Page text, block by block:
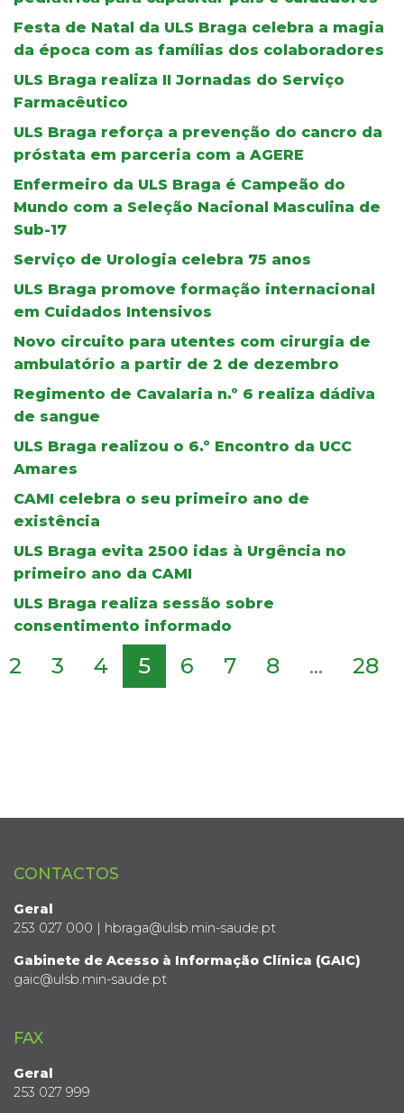
Festa de Natal da ULS Braga celebra a magia
da época com as famílias dos colaboradores
ULS Braga realiza II Jornadas do Serviço
Farmacêutico
ULS Braga reforça a prevenção do cancro da
próstata em parceria com a AGERE
Enfermeiro da ULS Braga é Campeão do
Mundo com a Seleção Nacional Masculina de
Sub-17
Serviço de Urologia celebra 75 anos
ULS Braga promove formação internacional
em Cuidados Intensivos
Novo circuito para utentes com cirurgia de
ambulatório a partir de 2 de dezembro
Regimento de Cavalaria n.º 6 realiza dádiva
de sangue
ULS Braga realizou o 6.º Encontro da UCC
Amares
CAMI celebra o seu primeiro ano de
existência
ULS Braga evita 2500 idas à Urgência no
primeiro ano da CAMI
ULS Braga realiza sessão sobre
consentimento informado
2 3 4 5 6 7 8 ... 28
CONTACTOS
Geral
253 027 000 | hbraga@ulsb.min-saude.pt
Gabinete de Acesso à Informação Clínica (GAIC)
gaic@ulsb.min-saude.pt
FAX
Geral
253 027 999